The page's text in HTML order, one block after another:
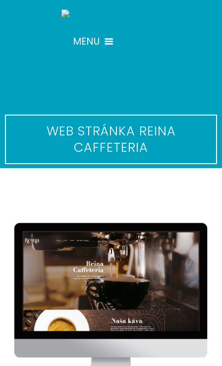
MENU
PORTFÓLIO
WEB STRÁNKA REINA
CAFFETERIA